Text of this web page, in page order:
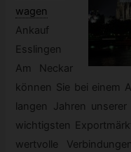
wagen
Ankauf
Esslingen
Am Neckar
können Sie bei einem
langen Jahren
wichtigsten
wertvolle